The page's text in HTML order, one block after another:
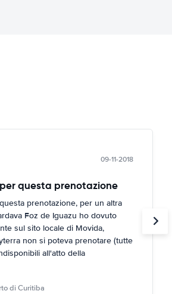
09-11-2018
questa prenotazione
prenotazione, per un altra
Foz de Iguazu ho dovuto
sul sito locale di Movida,
non si poteva prenotare (tutte
all'atto della
di Curitiba